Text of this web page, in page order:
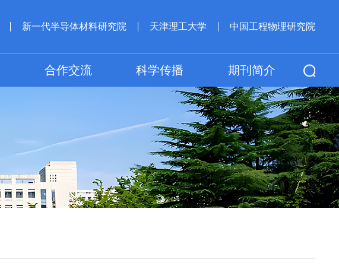
新一代半导体材料研究院 天津理工大学 中国工程物理研究院
合作交流 科学传播 期刊简介